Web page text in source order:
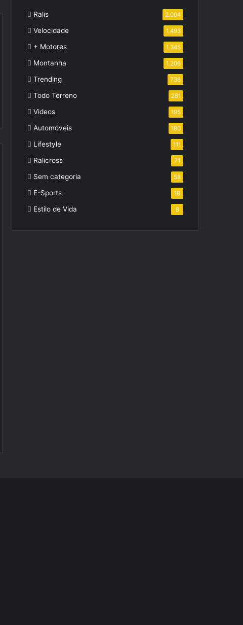
Ralis 2.004
Velocidade 1.493
+ Motores 1.345
Montanha 1.206
Trending 736
Todo Terreno 281
Videos 195
Automóveis 180
Lifestyle 111
Ralicross 71
Sem categoria 58
E-Sports 18
Estilo de Vida 8